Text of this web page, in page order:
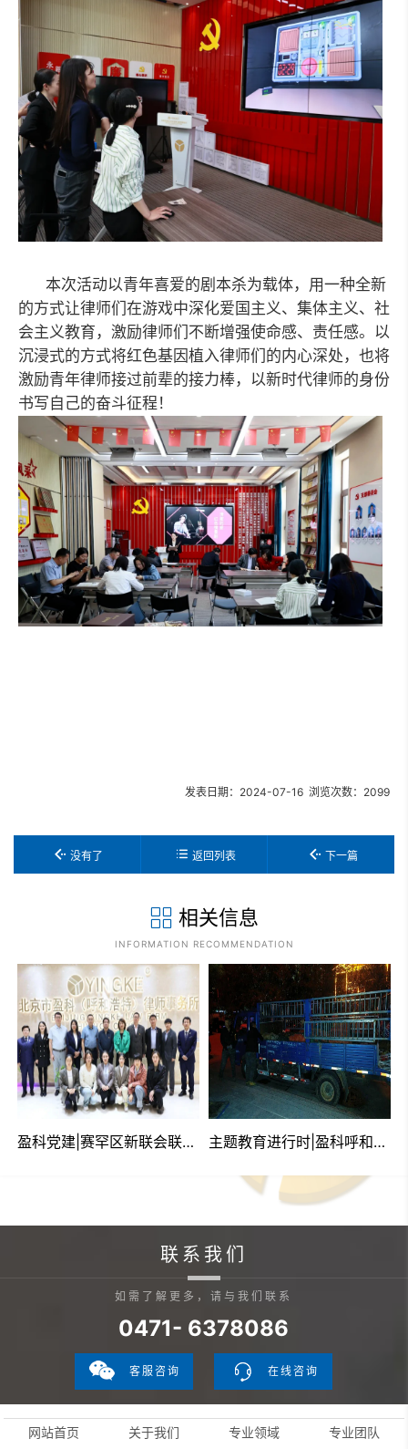
本次活动以青年喜爱的剧本杀为载体，用一种全新
的方式让律师们在游戏中深化爱国主义、集体主义、社
会主义教育，激励律师们 不断增强使命感、责任感。以
沉浸式的方式将红色基因植入律师们 的内心深处，也将
激励青年律师接过前辈的接力棒，以新时代律师的身份
书写自己的奋斗征程！
发表日期：2024-07-16 浏览次数：2099
没有了 返回列表 下一篇
相关信息
INFORMATION RECOMMENDATION
盈科党建|赛罕区新联会联合盈科呼和浩特律所开展“五四精神传薪火 盈新凝聚‘青’力量”主题教育暨知识竞赛活动 主题教育进行时|盈科呼和浩特律所党支部开展“我为群众办实事 助农销售暖民心”助农活动
联系我们
如需了解更多，请与我们联系
0471- 6378086
客服咨询 在线咨询
网站首页 关于我们 专业领域 专业团队